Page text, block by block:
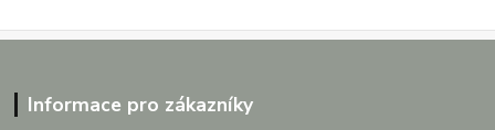
Informace pro zákazníky